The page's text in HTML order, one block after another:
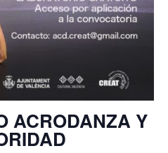
ACRODANZA Y